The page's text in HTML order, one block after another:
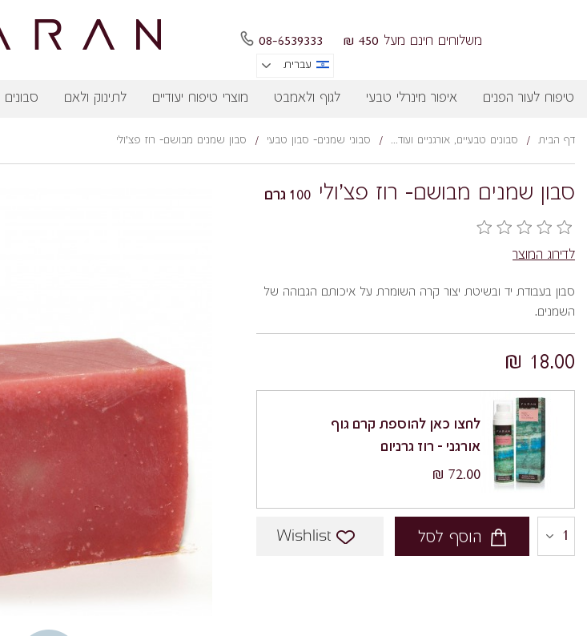
08-6539333 משלוחים חינם מעל 450 ₪
עברית
טיפוח לעור הפנים איפור מינרלי טבעי לגוף ולאמבט מוצרי טיפוח יעודיים לתינוק ולאם סבונים
דף הבית / סבונים טבעיים, אורגניים ועוד... / סבוני שמנים- סבון טבעי / סבון שמנים מבושם- רוז פצ'ולי
סבון שמנים מבושם- רוז פצ'ולי 100 גרם
לדירוג המוצר
סבון בעבודת יד ובשיטת יצור קרה השומרת על איכותם הגבוהה של
השמנים.
18.00 ₪
לחצו כאן להוספת קרם גוף
אורגני - רוז גרניום
72.00 ₪
הוסף לסל Wishlist